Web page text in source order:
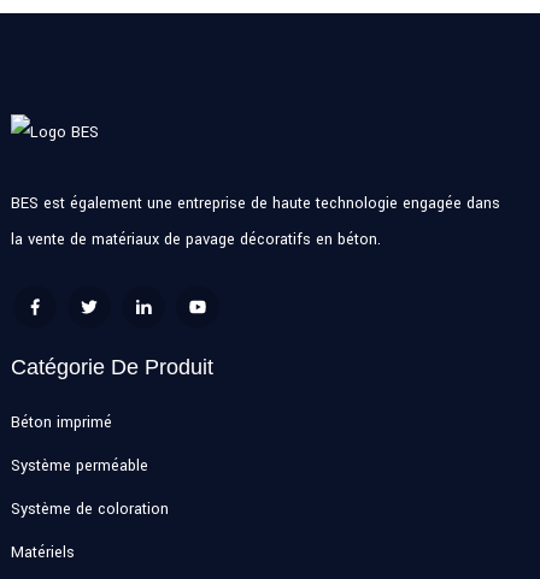
BES est également une entreprise de haute technologie engagée dans
la vente de matériaux de pavage décoratifs en béton.
Catégorie De Produit
Béton imprimé
Système perméable
Système de coloration
Matériels